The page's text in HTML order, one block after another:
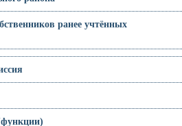
ранее учтённых